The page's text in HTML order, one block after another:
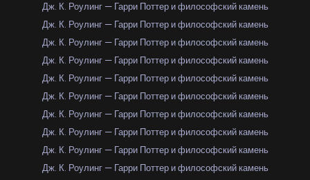
Дж. К. Роулинг — Гарри Поттер и философский камень
Дж. К. Роулинг — Гарри Поттер и философский камень
Дж. К. Роулинг — Гарри Поттер и философский камень
Дж. К. Роулинг — Гарри Поттер и философский камень
Дж. К. Роулинг — Гарри Поттер и философский камень
Дж. К. Роулинг — Гарри Поттер и философский камень
Дж. К. Роулинг — Гарри Поттер и философский камень
Дж. К. Роулинг — Гарри Поттер и философский камень
Дж. К. Роулинг — Гарри Поттер и философский камень
Дж. К. Роулинг — Гарри Поттер и философский камень